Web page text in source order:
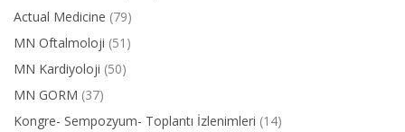
Actual Medicine (79)
MN Oftalmoloji (51)
MN Kardiyoloji (50)
MN GORM (37)
Kongre- Sempozyum- Toplantı İzlenimleri (14)